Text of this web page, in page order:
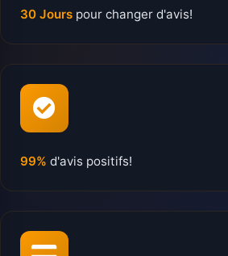
30 Jours pour changer d'avis!
99% d'avis positifs!